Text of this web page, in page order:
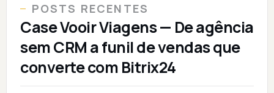
POSTS RECENTES
Case Vooir Viagens — De agência
sem CRM a funil de vendas que
converte com Bitrix24